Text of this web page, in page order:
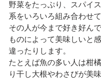
野菜をたっぷり、スパイ
系をいろいろ組み合わせて
その人が今まで好き好ん
ものによって美味しいと
違ったりします。
たとえば魚の多い人は柑
り干し大根やわさびが美味